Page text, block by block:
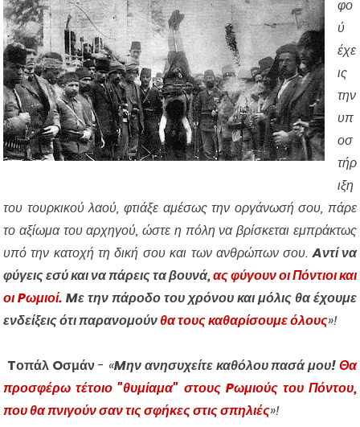
φο
ύ
έχε
ις
την
υπ
οσ
τήρ
ιξη
του τουρκικού λαού, φτιάξε αμέσως την οργάνωσή σου, πάρε
το αξίωμα του αρχηγού, ώστε η πόλη να βρίσκεται εμπράκτως
υπό την κατοχή τη δική σου και των ανθρώπων σου.Aντί να
φύγεις εσύ και να πάρεις τα βουνά,ας φύγουν οι Πόντιοι και
οι Pωμιοί. Mε την πάροδο του χρόνου και μόλις θα έχουμε
ενδείξεις ότι παρανομούνθα τους καθαρίσουμε όλους»!
Tοπάλ Oσμάν- «Mην ανησυχείτε καθόλου πασά μου!Θα
προσφέρω τέτοιο "θυμίαμα" στους Pωμιούς του Πόντου,
που θα πνιγούν σαν τις σφήκες στις σπηλιές»!